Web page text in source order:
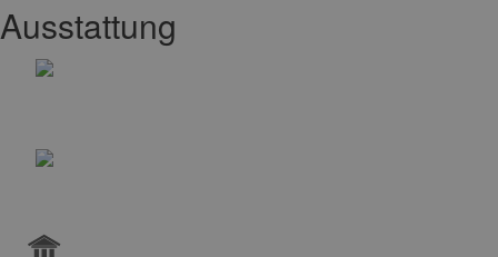
Ausstattung